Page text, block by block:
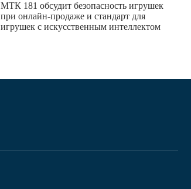
МТК 181 обсудит безопасность игрушек
при онлайн-продаже и стандарт для
игрушек с искусственным интеллектом